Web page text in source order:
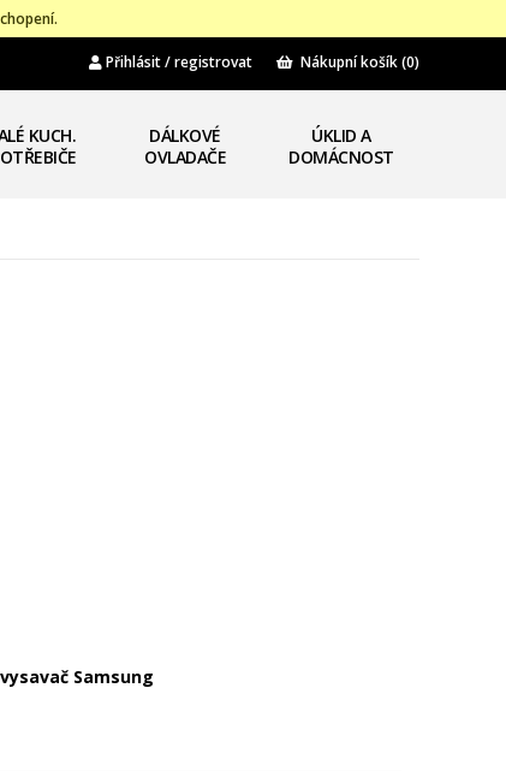
Přihlásit / registrovat Nákupní košík(0)
KUCH.
DÁLKOVÉ
OVLADAČE
ÚKLID A
DOMÁCNOST
Samsung